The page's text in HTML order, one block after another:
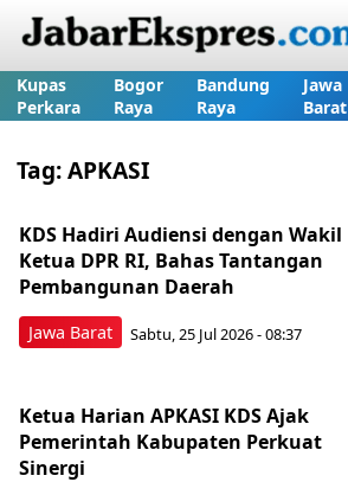
Kupas
Perkara
Bogor
Raya
Bandung
Raya
Jawa
Barat
Tag:APKASI
Jawa Barat
KDS Hadiri Audiensi dengan Wakil
Ketua DPR RI, Bahas Tantangan
Pembangunan Daerah
Sabtu, 25 Jul 2026 - 08:37
Ketua Harian APKASI KDS Ajak
Pemerintah Kabupaten Perkuat
Sinergi